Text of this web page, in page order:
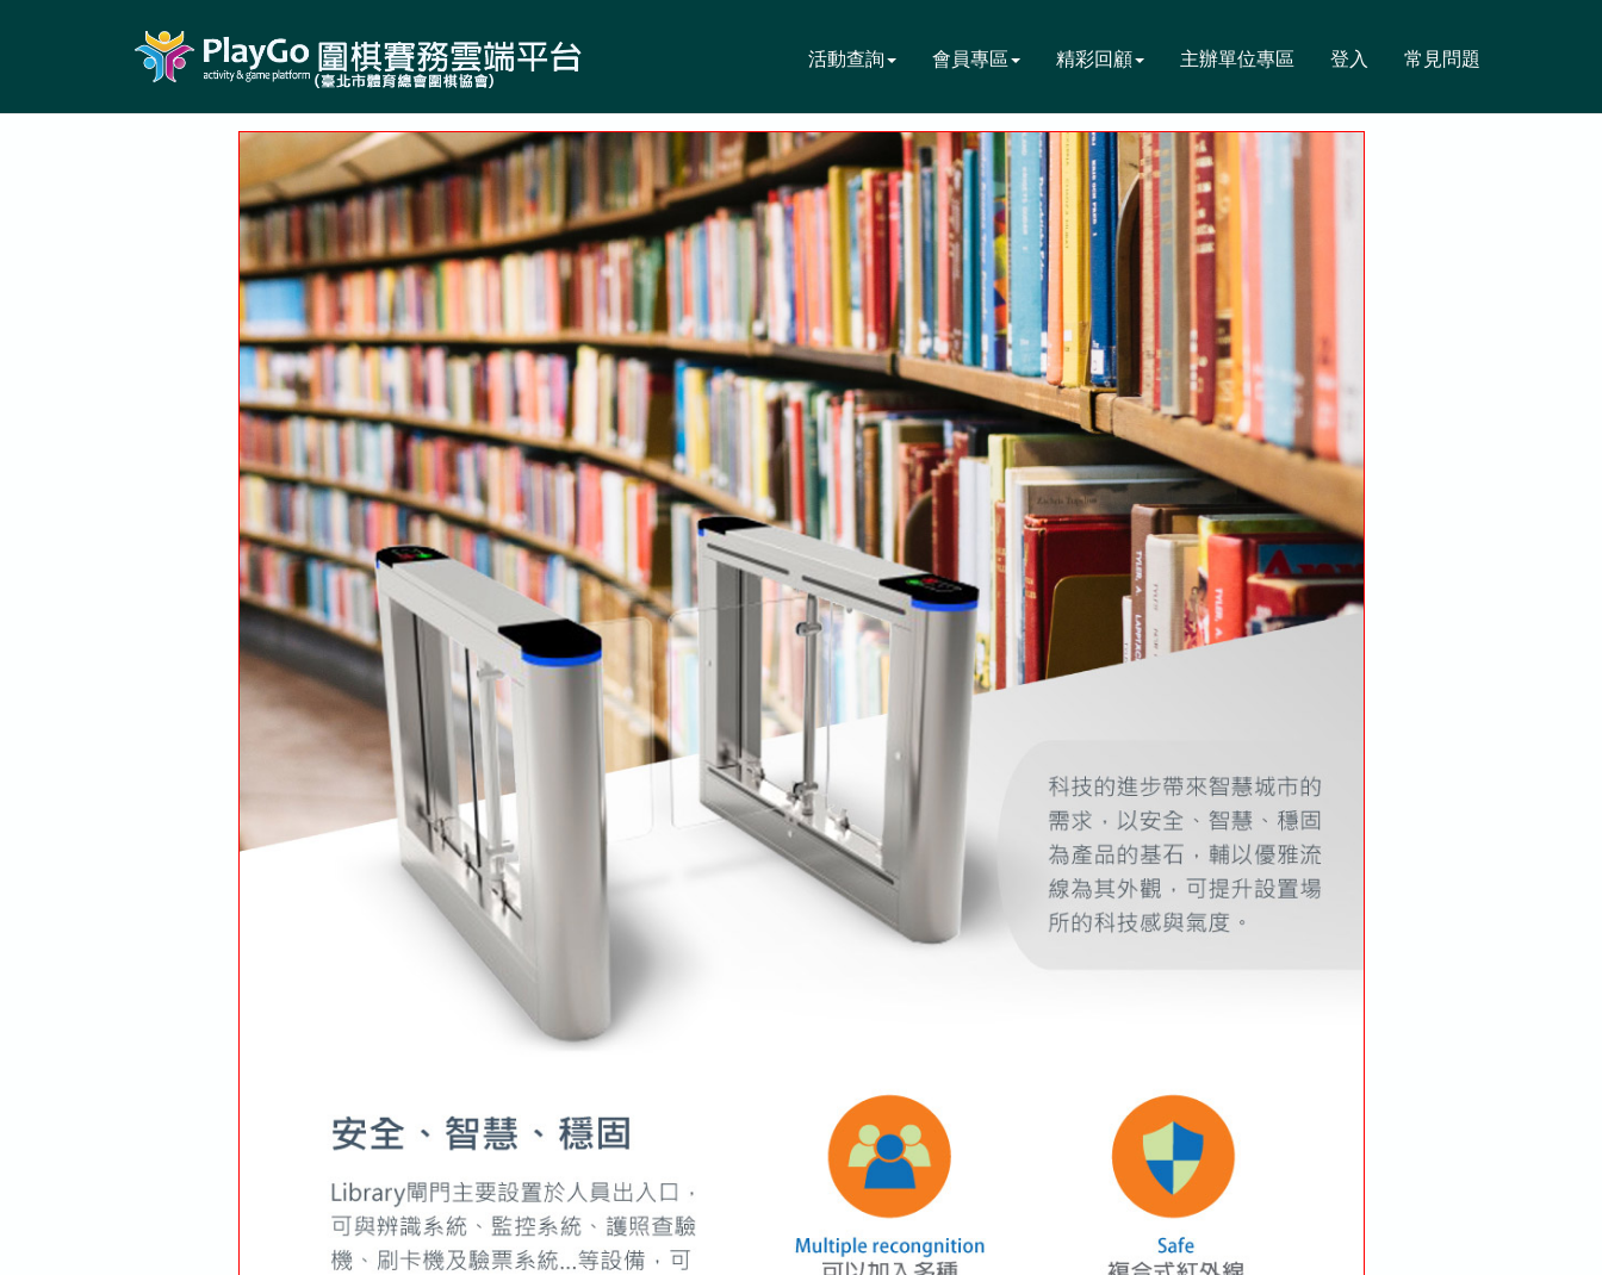
活動查詢 會員專區 精彩回顧 主辦單位專區 登入 常見問題